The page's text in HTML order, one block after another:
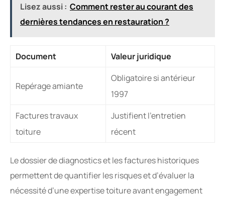
Lisez aussi : Comment rester au courant des
dernières tendances en restauration ?
Document Valeur juridique
Repérage amiante
Obligatoire si antérieur
1997
Factures travaux
toiture
Justifient l’entretien
récent
Le dossier de diagnostics et les factures historiques
permettent de quantifier les risques et d’évaluer la
nécessité d’une expertise toiture avant engagement